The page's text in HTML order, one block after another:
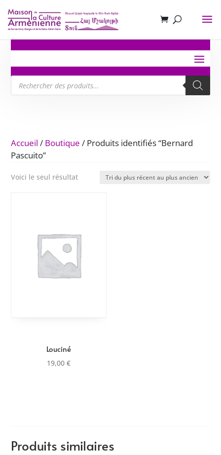
Recherche
de
produits
Accueil / Boutique / Produits identifiés “Bernard
Pascuito”
Voici le seul résultat
Louciné
19,00€
Produits similaires